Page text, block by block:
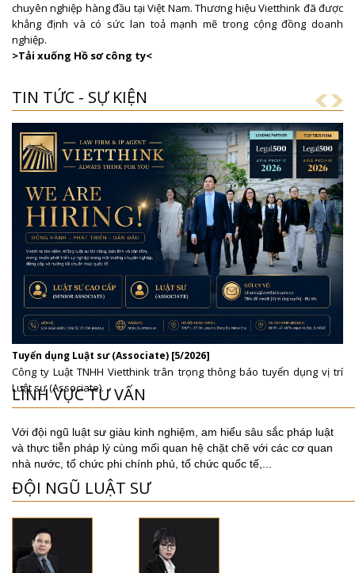
chuyên nghiệp hàng đầu tại Việt Nam. Thương hiệu Vietthink đã được
khẳng định và có sức lan toả mạnh mẽ trong cộng đồng doanh
nghiệp.
>Tải xuống Hồ sơ công ty<
TIN TỨC - SỰ KIỆN
Tuyển dụng Luật sư (Associate) [5/2026]
Công ty Luật TNHH Vietthink trân trọng thông báo tuyển dụng vị trí
Luật sư (Associate).
LĨNH VỰC TƯ VẤN
Với đội ngũ luật sư giàu kinh nghiệm, am hiểu sâu sắc pháp luật
và thực tiễn pháp lý cùng mối quan hệ chặt chẽ với các cơ quan
nhà nước, tổ chức phi chính phủ, tổ chức quốc tế,...
ĐỘI NGŨ LUẬT SƯ